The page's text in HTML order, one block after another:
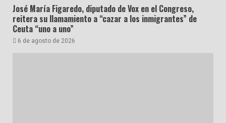
José María Figaredo, diputado de Vox en el Congreso,
reitera su llamamiento a “cazar a los inmigrantes” de
Ceuta “uno a uno”
6 de agosto de 2026